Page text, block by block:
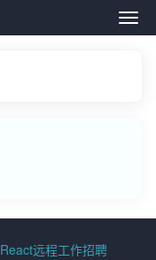
远
React远程工作招聘